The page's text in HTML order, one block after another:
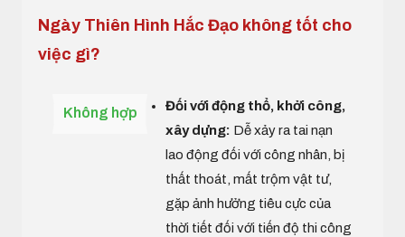
Ngày Thiên Hình Hắc Đạo không tốt cho
việc gì?
Không hợp
Đối với động thổ, khởi công,
xây dựng: Dễ xảy ra tai nạn
lao động đối với công nhân, bị
thất thoát, mất trộm vật tư,
gặp ảnh hưởng tiêu cực của
thời tiết đối với tiến độ thi công